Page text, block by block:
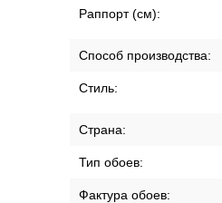
Раппорт (см):
Способ производства:
Стиль:
Страна:
Тип обоев:
Фактура обоев: